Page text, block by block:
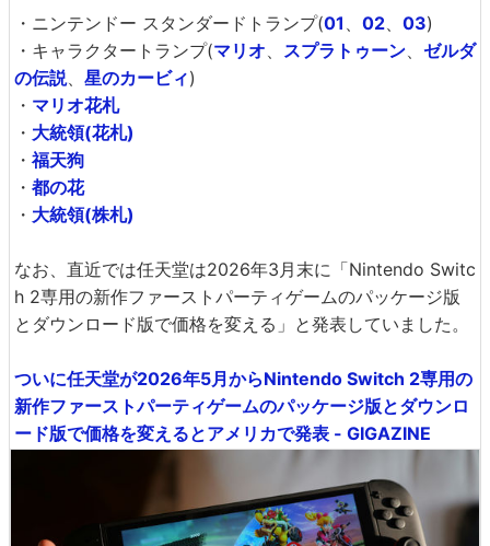
・ニンテンドー スタンダードトランプ(01 、 02、 03)
・キャラクタートランプ(マリオ、 スプラトゥーン、 ゼルダ
の伝説、 星のカービィ)
・ マリオ花札
・ 大統領(花札)
・ 福天狗
・ 都の花
・ 大統領(株札)
なお、直近では任天堂は2026年3月末に「Nintendo Switc
h 2専用の新作ファーストパーティゲームのパッケージ版
とダウンロード版で価格を変える」と発表していました。
ついに任天堂が2026年5月からNintendo Switch 2専用の
新作ファーストパーティゲームのパッケージ版とダウンロ
ード版で価格を変えるとアメリカで発表 - GIGAZINE